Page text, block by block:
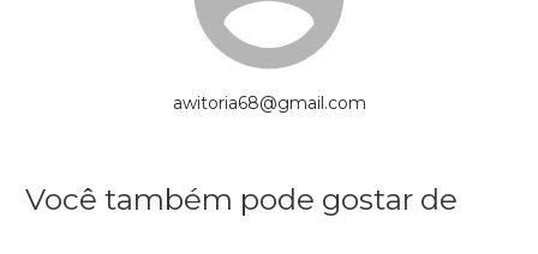
awitoria68@gmail.com
Você também pode gostar de